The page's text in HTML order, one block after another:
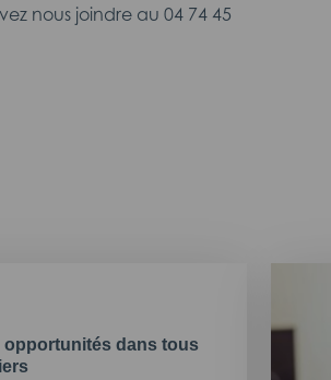
nous joindre au 04 74 45
opportunités dans tous